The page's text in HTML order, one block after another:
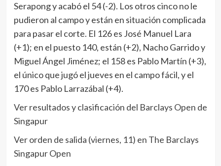
Serapong y acabó el 54 (-2). Los otros cinco no le
pudieron al campo y están en situación complicada
para pasar el corte. El 126 es José Manuel Lara
(+1); en el puesto 140, están (+2), Nacho Garrido y
Miguel Ángel Jiménez; el 158 es Pablo Martín (+3),
el único que jugó el jueves en el campo fácil, y el
170 es Pablo Larrazábal (+4).
Ver resultados y clasificación del Barclays Open de
Singapur
Ver orden de salida (viernes, 11) en The Barclays
Singapur Open